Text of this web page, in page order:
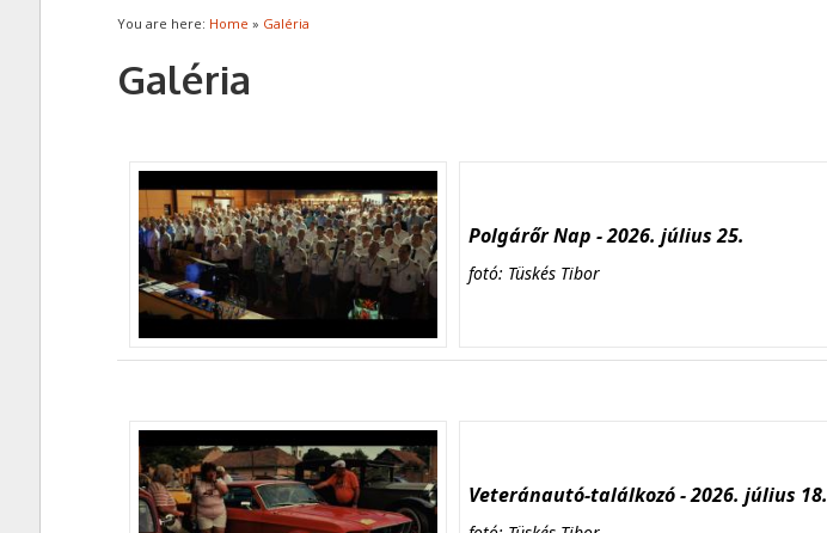
You are here: Home » Galéria
Galéria
Polgárőr Nap - 2026. július 25.
fotó: Tüskés Tibor
Veteránautó-találkozó - 2026. július 18.